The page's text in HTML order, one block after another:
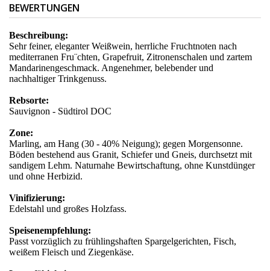
BEWERTUNGEN
Beschreibung:
Sehr feiner, eleganter Weißwein, herrliche Fruchtnoten nach
mediterranen Fru¨chten, Grapefruit, Zitronenschalen und zartem
Mandarinengeschmack. Angenehmer, belebender und
nachhaltiger Trinkgenuss.
Rebsorte:
Sauvignon - Südtirol DOC
Zone:
Marling, am Hang (30 - 40% Neigung); gegen Morgensonne.
Böden bestehend aus Granit, Schiefer und Gneis, durchsetzt mit
sandigem Lehm. Naturnahe Bewirtschaftung, ohne Kunstdünger
und ohne Herbizid.
Vinifizierung:
Edelstahl und großes Holzfass.
Speisenempfehlung:
Passt vorzüglich zu frühlingshaften Spargelgerichten, Fisch,
weißem Fleisch und Ziegenkäse.